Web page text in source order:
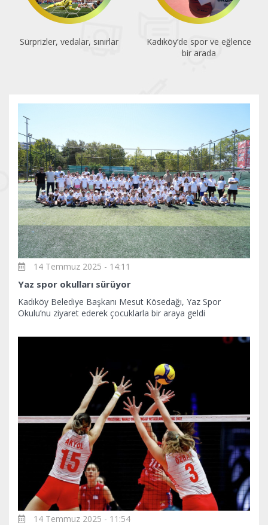
Kadıköy’de spor ve eğlence
Acıbadem Yüzme Havuzu
yenilendi
14 Temmuz 2025 - 14:11
Yaz spor okulları sürüyor
Kadıköy Belediye Başkanı Mesut Kösedağı, Yaz Spor
Okulu’nu ziyaret ederek çocuklarla bir araya geldi
14 Temmuz 2025 - 11:54